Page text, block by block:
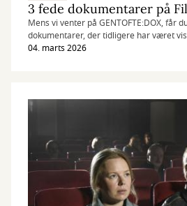
3 fede dokumentarer på
Mens vi venter på GENTOFTE:DOX, får
dokumentarer, der tidligere har været
du nu kan se på Filmstriben.
04. marts 2026